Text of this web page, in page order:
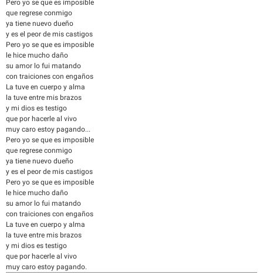
Pero yo se que es imposible
que regrese conmigo
ya tiene nuevo dueño
y es el peor de mis castigos
Pero yo se que es imposible
le hice mucho daño
su amor lo fui matando
con traiciones con engaños
La tuve en cuerpo y alma
la tuve entre mis brazos
y mi dios es testigo
que por hacerle al vivo
muy caro estoy pagando...
Pero yo se que es imposible
que regrese conmigo
ya tiene nuevo dueño
y es el peor de mis castigos
Pero yo se que es imposible
le hice mucho daño
su amor lo fui matando
con traiciones con engaños
La tuve en cuerpo y alma
la tuve entre mis brazos
y mi dios es testigo
que por hacerle al vivo
muy caro estoy pagando.